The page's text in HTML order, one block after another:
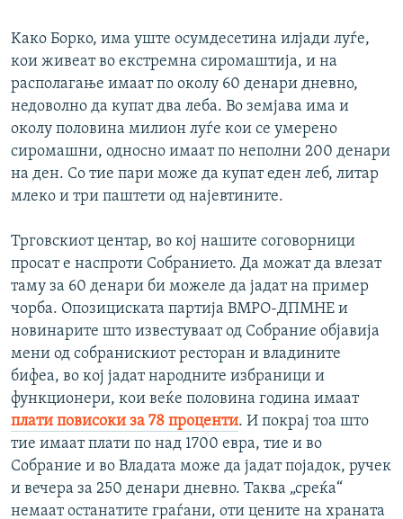
Kако Борко, има уште осумдесетина илјади луѓе,
кои живеат во екстремна сиромаштија, и на
располагање имаат по околу 60 денари дневно,
недоволно да купат два леба. Во земјава има и
околу половина милион луѓе кои се умерено
сиромашни, односно имаат по неполни 200 денари
на ден. Со тие пари може да купат еден леб, литар
млеко и три паштети од најевтините.
Трговскиот центар, во кој нашите соговорници
просат е наспроти Собранието. Да можат да влезат
таму за 60 денари би можеле да јадат на пример
чорба. Опозициската партија ВМРО-ДПМНЕ и
новинарите што известуваат од Собрание објавија
мени од собранискиот ресторан и владините
бифеа, во кој јадат народните избраници и
функционери, кои веќе половина година имаат
плати повисоки за 78 проценти. И покрај тоа што
тие имаат плати по над 1700 евра, тие и во
Собрание и во Владата може да јадат појадок, ручек
и вечера за 250 денари дневно. Таква „среќа“
немаат останатите граѓани, оти цените на храната